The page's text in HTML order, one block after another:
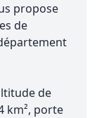
propose
de
de
km², porte